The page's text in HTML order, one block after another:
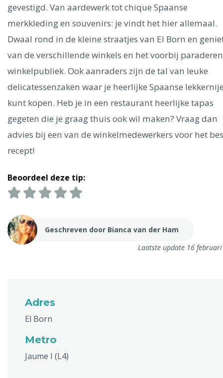
Mechelen
Florence
Dublin
Hong Kong München Wenen Budapest
Madrid
Vancouver
Alles bekijken
gevestigd. Van aardewerk tot chique Spaanse
merkkleding en souvenirs: je vindt het hier allemaal.
Dwaal rond in de kleine straatjes van El Born en
van de verschillende winkels en het voorbij
winkelpubliek. Ook aanraders zijn de tal van leuke
delicatessenzaken waar je heerlijke Spaanse
kunt kopen. Heb je in een restaurant heerlijke tapas
gegeten die je graag thuis ook wil maken? Vraag dan
advies bij een van de winkelmedewerkers voor het
recept!
Beoordeel deze tip:
Geschreven door Bianca van der Ham
Laatste update 16
Adres
El Born
Metro
Jaume I (L4)